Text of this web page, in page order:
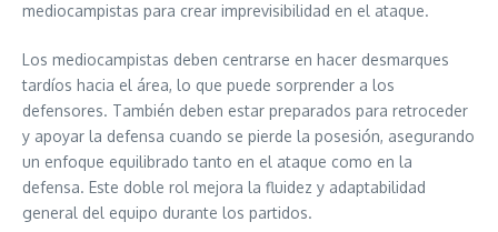
mediocampistas para crear imprevisibilidad en el ataque.
Los mediocampistas deben centrarse en hacer desmarques
tardíos hacia el área, lo que puede sorprender a los
defensores. También deben estar preparados para retroceder
y apoyar la defensa cuando se pierde la posesión, asegurando
un enfoque equilibrado tanto en el ataque como en la
defensa. Este doble rol mejora la fluidez y adaptabilidad
general del equipo durante los partidos.